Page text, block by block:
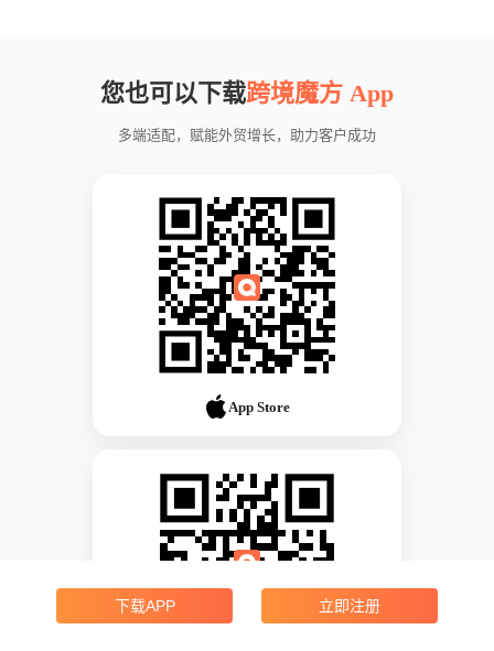
您也可以下载跨境魔方 App
多端适配，赋能外贸增长，助力客户成功
App Store
下载APP 立即注册